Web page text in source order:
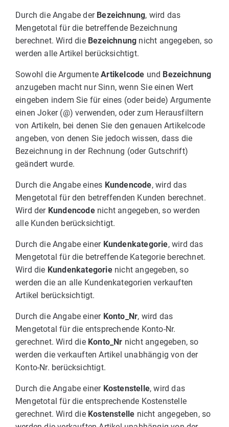
Durch die Angabe der Bezeichnung, wird das
Mengetotal für die betreffende Bezeichnung
berechnet. Wird die Bezeichnung nicht angegeben, so
werden alle Artikel berücksichtigt.
Sowohl die ArgumenteArtikelcode und Bezeichnung
anzugeben macht nur Sinn, wenn Sie einen Wert
eingeben indem Sie für eines (oder beide) Argumente
einen Joker (@) verwenden, oder zum Herausfiltern
von Artikeln, bei denen Sie den genauen Artikelcode
angeben, von denen Sie jedoch wissen, dass die
Bezeichnung in der Rechnung (oder Gutschrift)
geändert wurde.
Durch die Angabe eines Kundencode, wird das
Mengetotal für den betreffenden Kunden berechnet.
Wird der Kundencodenicht angegeben, so werden
alle Kunden berücksichtigt.
Durch die Angabe einer Kundenkategorie, wird das
Mengetotal für die betreffende Kategorie berechnet.
Wird die Kundenkategorienicht angegeben, so
werden die an alle Kundenkategorien verkauften
Artikel berücksichtigt.
Durch die Angabe einer Konto_Nr, wird das
Mengetotal für die entsprechende Konto-Nr.
gerechnet. Wird die Konto_Nr nicht angegeben, so
werden die verkauften Artikel unabhängig von der
Konto-Nr. berücksichtigt.
Durch die Angabe einer Kostenstelle, wird das
Mengetotal für die entsprechende Kostenstelle
gerechnet. Wird die Kostenstelle nicht angegeben, so